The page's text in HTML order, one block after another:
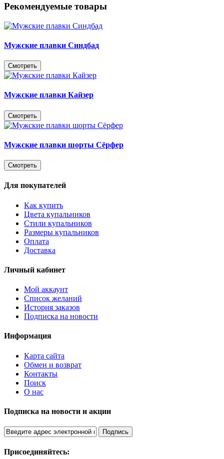
Рекомендуемые товары
Мужские плавки Синдбад
Смотреть
Мужские плавки Кайзер
Смотреть
Мужские плавки шорты Сёрфер
Смотреть
Для покупателей
Как купить
Цвета купальников
Стили купальников
Размеры купальников
Оплата
Доставка
Личный кабинет
Мой аккаунт
Список желаний
История заказов
Подписка на новости
Информация
Карта сайта
Обмен и возврат
Контакты
Поиск
О нас
Подписка на новости и акции
Подпись
Присоединяйтесь: